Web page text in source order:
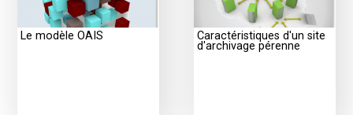
Le modèle OAIS Caractéristiques d'un site
d'archivage pérenne